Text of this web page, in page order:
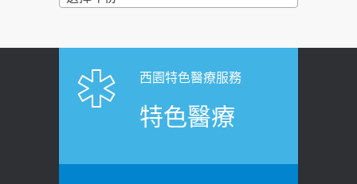
健康肛門痛都是痔瘡?醫談瘍瘍瘻管與肛
裂差異 逾50歲民眾可做1事
「落枕」不要大力按脖子！ 1招「伸
展運動」預防落枕
西園特色醫療服務
特色醫療